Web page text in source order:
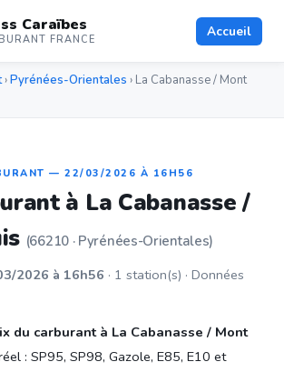
Caraïbes
FRANCE Accueil
›Pyrénées-Orientales › La Cabanasse / Mont
— 22/03/2026 À 16H56
à La Cabanasse /
(66210 · Pyrénées-Orientales)
2026 à 16h56 · 1 station(s) · Données
du carburant à La Cabanasse / Mont
: SP95, SP98, Gazole, E85, E10 et